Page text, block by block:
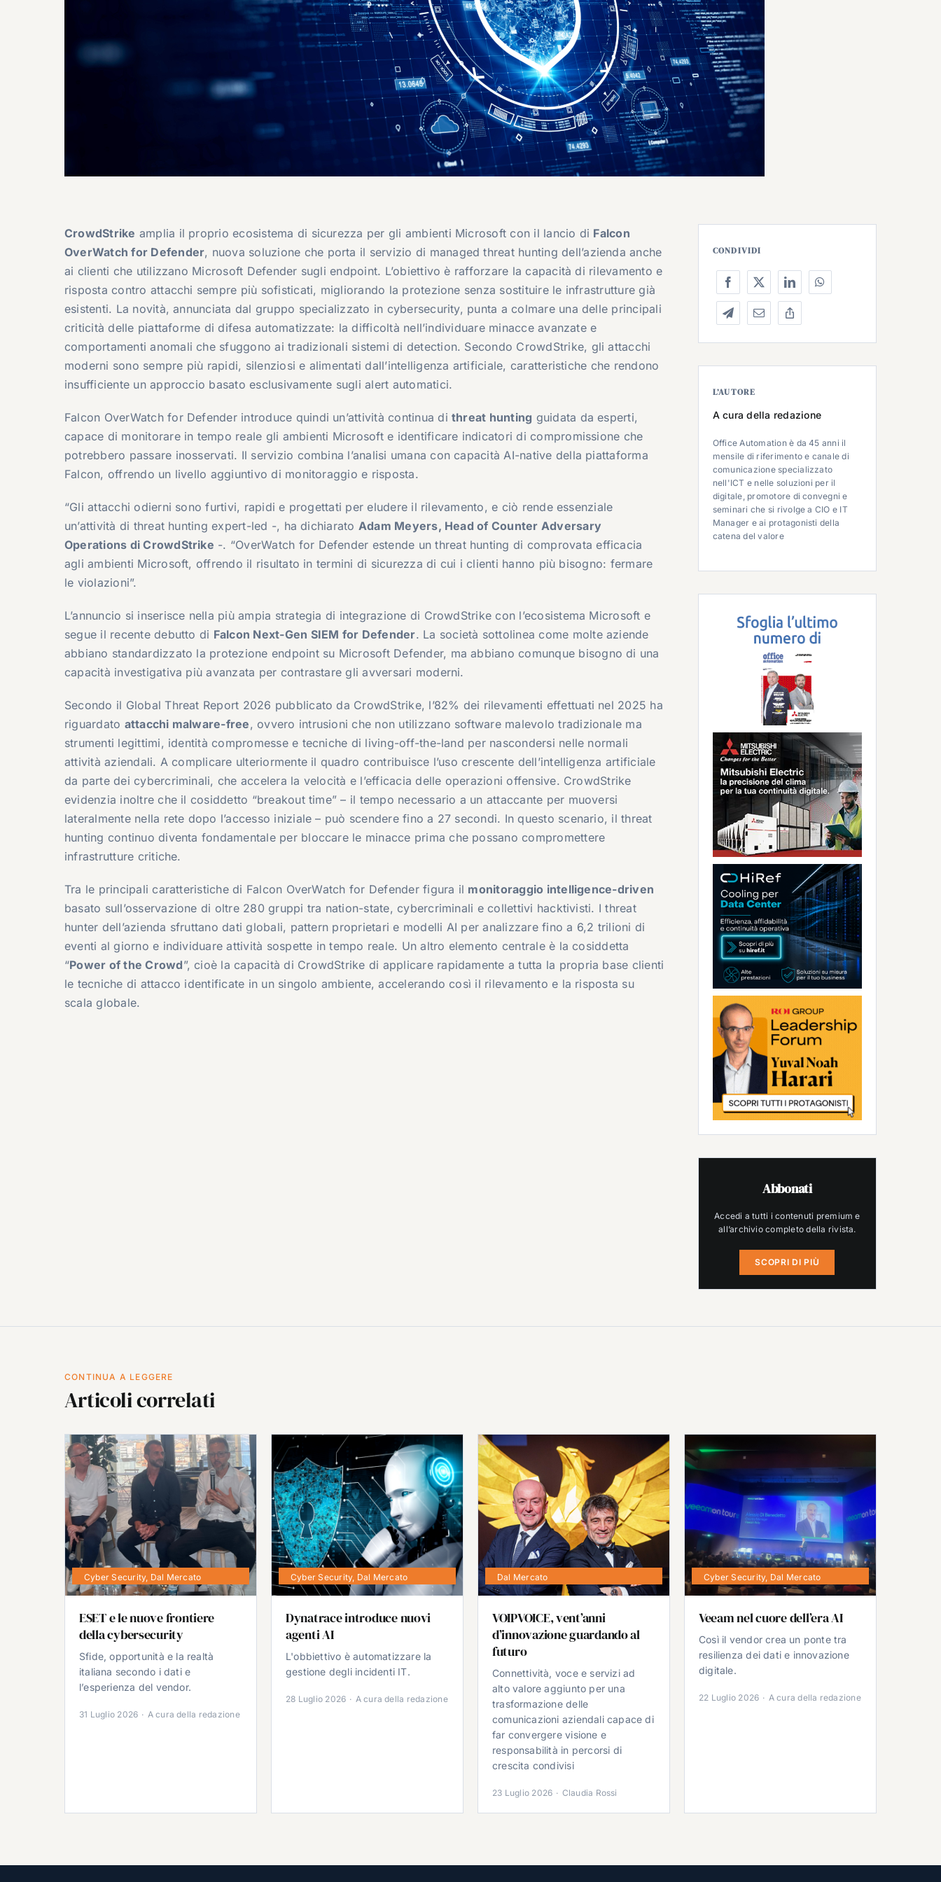
CrowdStrike amplia il proprio ecosistema di sicurezza per gli ambienti Microsoft con il lancio di Falcon
OverWatch for Defender, nuova soluzione che porta il servizio di managed threat hunting dell’azienda anche
ai clienti che utilizzano Microsoft Defender sugli endpoint. L’obiettivo è rafforzare la capacità di rilevamento e
risposta contro attacchi sempre più sofisticati, migliorando la protezione senza sostituire le infrastrutture già
esistenti. La novità, annunciata dal gruppo specializzato in cybersecurity, punta a colmare una delle principali
criticità delle piattaforme di difesa automatizzate: la difficoltà nell’individuare minacce avanzate e
comportamenti anomali che sfuggono ai tradizionali sistemi di detection. Secondo CrowdStrike, gli attacchi
moderni sono sempre più rapidi, silenziosi e alimentati dall’intelligenza artificiale, caratteristiche che rendono
insufficiente un approccio basato esclusivamente sugli alert automatici.
Falcon OverWatch for Defender introduce quindi un’attività continua di threat hunting guidata da esperti,
capace di monitorare in tempo reale gli ambienti Microsoft e identificare indicatori di compromissione che
potrebbero passare inosservati. Il servizio combina l’analisi umana con capacità AI-native della piattaforma
Falcon, offrendo un livello aggiuntivo di monitoraggio e risposta.
“Gli attacchi odierni sono furtivi, rapidi e progettati per eludere il rilevamento, e ciò rende essenziale
un’attività di threat hunting expert-led -, ha dichiarato Adam Meyers, Head of Counter Adversary
Operations di CrowdStrike -. “OverWatch for Defender estende un threat hunting di comprovata efficacia
agli ambienti Microsoft, offrendo il risultato in termini di sicurezza di cui i clienti hanno più bisogno: fermare
le violazioni”.
L’annuncio si inserisce nella più ampia strategia di integrazione di CrowdStrike con l’ecosistema Microsoft e
segue il recente debutto di Falcon Next-Gen SIEM for Defender. La società sottolinea come molte aziende
abbiano standardizzato la protezione endpoint su Microsoft Defender, ma abbiano comunque bisogno di una
capacità investigativa più avanzata per contrastare gli avversari moderni.
Secondo il Global Threat Report 2026 pubblicato da CrowdStrike, l’82% dei rilevamenti effettuati nel 2025 ha
riguardato attacchi malware-free, ovvero intrusioni che non utilizzano software malevolo tradizionale ma
strumenti legittimi, identità compromesse e tecniche di living-off-the-land per nascondersi nelle normali
attività aziendali. A complicare ulteriormente il quadro contribuisce l’uso crescente dell’intelligenza artificiale
da parte dei cybercriminali, che accelera la velocità e l’efficacia delle operazioni offensive. CrowdStrike
evidenzia inoltre che il cosiddetto “breakout time” – il tempo necessario a un attaccante per muoversi
lateralmente nella rete dopo l’accesso iniziale – può scendere fino a 27 secondi. In questo scenario, il threat
hunting continuo diventa fondamentale per bloccare le minacce prima che possano compromettere
infrastrutture critiche.
Tra le principali caratteristiche di Falcon OverWatch for Defender figura il monitoraggio intelligence-driven
basato sull’osservazione di oltre 280 gruppi tra nation-state, cybercriminali e collettivi hacktivisti. I threat
hunter dell’azienda sfruttano dati globali, pattern proprietari e modelli AI per analizzare fino a 6,2 trilioni di
eventi al giorno e individuare attività sospette in tempo reale. Un altro elemento centrale è la cosiddetta
“Power of the Crowd”, cioè la capacità di CrowdStrike di applicare rapidamente a tutta la propria base clienti
le tecniche di attacco identificate in un singolo ambiente, accelerando così il rilevamento e la risposta su
scala globale.
CONDIVIDI
L’AUTORE
A cura della redazione
Office Automation è da 45 anni il
mensile di riferimento e canale di
comunicazione specializzato
nell'ICT e nelle soluzioni per il
digitale, promotore di convegni e
seminari che si rivolge a CIO e IT
Manager e ai protagonisti della
catena del valore
Abbonati
Accedi a tutti i contenuti premium e
all’archivio completo della rivista.
SCOPRI DI PIÙ
CONTINUA A LEGGERE
Articoli correlati
Cyber Security, Dal Mercato
ESET e le nuove frontiere
della cybersecurity
Sfide, opportunità e la realtà
italiana secondo i dati e
l’esperienza del vendor.
31 Luglio 2026 · A cura della redazione
Cyber Security, Dal Mercato
Dynatrace introduce nuovi
agenti AI
L'obbiettivo è automatizzare la
gestione degli incidenti IT.
28 Luglio 2026 · A cura della redazione
Dal Mercato
VOIPVOICE, vent’anni
d’innovazione guardando al
futuro
Connettività, voce e servizi ad
alto valore aggiunto per una
trasformazione delle
comunicazioni aziendali capace di
far convergere visione e
responsabilità in percorsi di
crescita condivisi
23 Luglio 2026 · Claudia Rossi
Cyber Security, Dal Mercato
Veeam nel cuore dell’era AI
Così il vendor crea un ponte tra
resilienza dei dati e innovazione
digitale.
22 Luglio 2026 · A cura della redazione